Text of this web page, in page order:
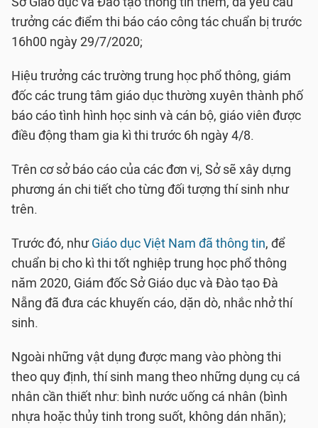
trưởng các điểm thi báo cáo công tác chuẩn bị trước
16h00 ngày 29/7/2020;
Hiệu trưởng các trường trung học phổ thông, giám
đốc các trung tâm giáo dục thường xuyên thành phố
báo cáo tình hình học sinh và cán bộ, giáo viên được
điều động tham gia kì thi trước 6h ngày 4/8.
Trên cơ sở báo cáo của các đơn vị, Sở sẽ xây dựng
phương án chi tiết cho từng đối tượng thí sinh như
trên.
Trước đó, nhưGiáo dục Việt Nam đã thông tin, để
chuẩn bị cho kì thi tốt nghiệp trung học phổ thông
năm 2020, Giám đốc Sở Giáo dục và Đào tạo Đà
Nẵng đã đưa các khuyến cáo, dặn dò, nhắc nhở thí
sinh.
Ngoài những vật dụng được mang vào phòng thi
theo quy định, thí sinh mang theo những dụng cụ cá
nhân cần thiết như: bình nước uống cá nhân (bình
nhựa hoặc thủy tinh trong suốt, không dán nhãn);